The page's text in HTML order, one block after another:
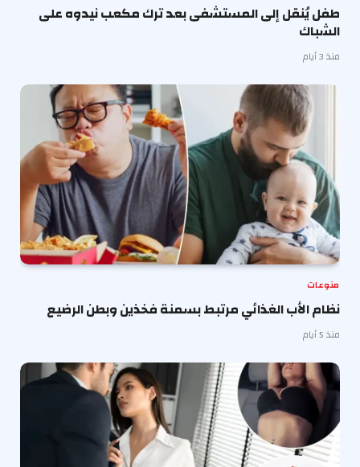
طفل يُنقل إلى المستشفى بعد ترك مكعب نيدوه على
الشباك
منذ 3 أيام
منوعات
نظام الأب الغذائي مرتبط بسمنة فخذين وبطن الرضيع
منذ 5 أيام